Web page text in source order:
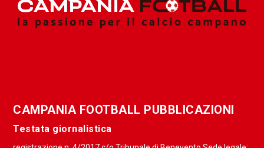
CAMPANIA FOOTBALL PUBBLICAZIONI
Testata giornalistica